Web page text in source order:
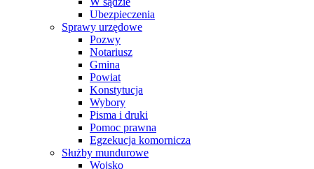
Ubezpieczenia
Sprawy urzędowe
Pozwy
Notariusz
Gmina
Powiat
Konstytucja
Wybory
Pisma i druki
Pomoc prawna
Egzekucja komornicza
Służby mundurowe
Wojsko